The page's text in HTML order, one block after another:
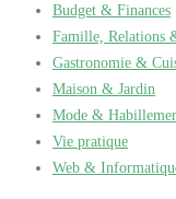
Budget & Finances
Famille, Relations
Gastronomie &
Maison & Jardin
Mode &
Vie pratique
Web &